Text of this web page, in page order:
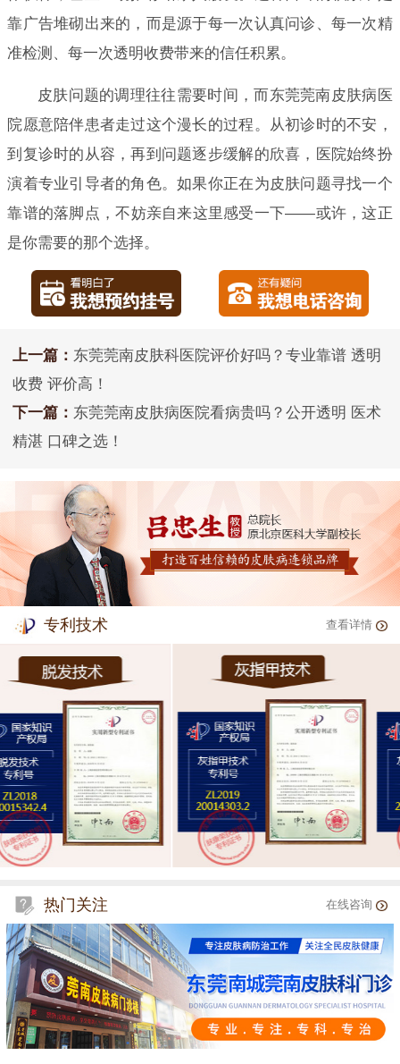
靠广告堆砌出来的，而是源于每一次认真问诊、每一次精
准检测、每一次透明收费带来的信任积累。
皮肤问题的调理往往需要时间，而东莞莞南皮肤病医
院愿意陪伴患者走过这个漫长的过程。从初诊时的不安，
到复诊时的从容，再到问题逐步缓解的欣喜，医院始终扮
演着专业引导者的角色。如果你正在为皮肤问题寻找一个
靠谱的落脚点，不妨亲自来这里感受一下——或许，这正
是你需要的那个选择。
上一篇： 东莞莞南皮肤科医院评价好吗？专业靠谱 透明
收费 评价高！
下一篇： 东莞莞南皮肤病医院看病贵吗？公开透明 医术
精湛 口碑之选！
专利技术 查看详情
热门关注 在线咨询